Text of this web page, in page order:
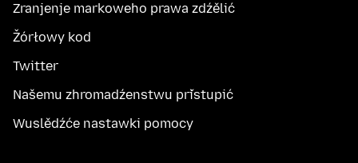
Zranjenje markoweho prawa zdźělić
Žórłowy kod
Twitter
Našemu zhromadźenstwu přistupić
Wuslědźće nastawki pomocy